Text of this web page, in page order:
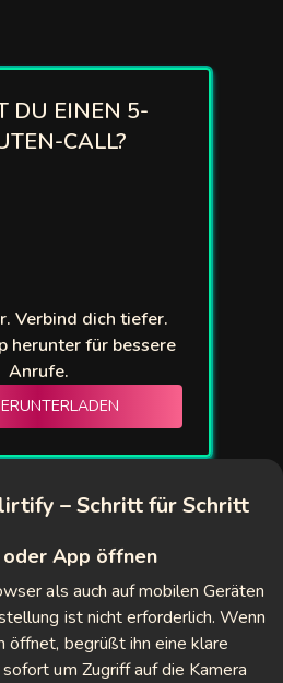
DU EINEN 5-
CALL?
Verbind dich tiefer.
herunter für bessere
Anrufe.
– Schritt für Schritt
App öffnen
als auch auf mobilen Geräten
ist nicht erforderlich. Wenn
begrüßt ihn eine klare
um Zugriff auf die Kamera